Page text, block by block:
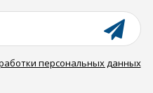
персональных данных